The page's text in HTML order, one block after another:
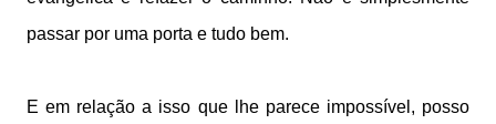
passar por uma porta e tudo bem.
E em relação a isso que lhe parece impossível, posso